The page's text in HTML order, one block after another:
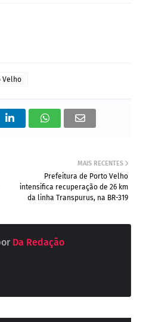
Velho
MAIS RECENTES
Prefeitura de Porto Velho
intensifica recuperação de 26 km
da linha Transpurus, na BR-319
Da Redação